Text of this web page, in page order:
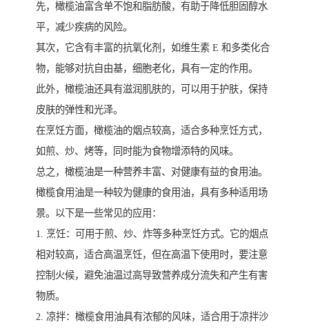
先，橄榄油富含单不饱和脂肪酸，有助于降低胆固醇水
平，减少疾病的风险。
其次，它含有丰富的抗氧化剂，如维生素 E 和多类化合
物，能够对抗自由基，细胞老化，具有一定的作用。
此外，橄榄油还具有滋润肌肤的，可以用于护肤，保持
皮肤的弹性和光泽。
在烹饪方面，橄榄油的烟点较高，适合多种烹饪方式，
如煎、炒、烤等，同时能为食物增添特的风味。
总之，橄榄油是一种营养丰富、对健康有益的食用油。
橄榄食用油是一种较为健康的食用油，具有多种适用场
景。以下是一些常见的应用：
1. 烹饪：可用于煎、炒、炸等多种烹饪方式。它的烟点
相对较高，适合高温烹饪，但在高温下使用时，要注意
控制火候，避免油温过高导致营养成分流失和产生有害
物质。
2. 凉拌：橄榄食用油具有浓郁的风味，适合用于凉拌沙